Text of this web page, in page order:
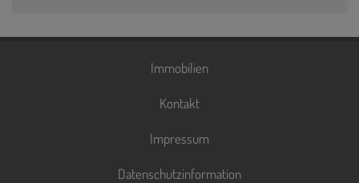
Immobilien
Kontakt
Impressum
Datenschutzinformation